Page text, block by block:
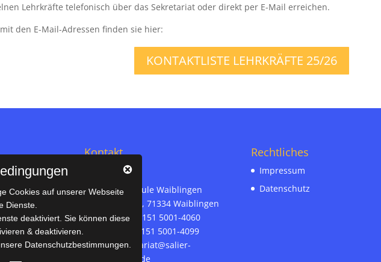
Lehrkräfte telefonisch über das Sekretariat oder direkt per E-Mail erreichen.
den E-Mail-Adressen finden sie hier:
KONTAKTLISTE LEHRKRÄFTE 25/26
Kontakt
Salier-Realschule Waiblingen
Im Sämann 30, 71334 Waiblingen
Telefon-Nr. 07151 5001-4060
Telefax-Nr. 07151 5001-4099
E-Mail:sekretariat@salier-
rs.schule.bwl.de
Rechtliches
Impressum
Datenschutz
Cookies auf unserer Webseite
Dienste.
deaktiviert. Sie können diese
& deaktivieren.
Datenschutzbestimmungen.